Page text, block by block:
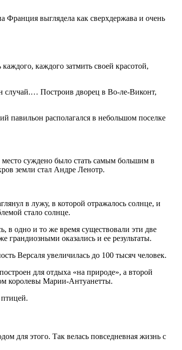
Франция выглядела как сверхдержава и очень
каждого затмить своей красотой,
случай.… Построив дворец в Во-ле-Виконт,
павильон располагался в небольшом поселке
суждено было стать самым большим в
земли стал Андре Ленотр.
в лужу, в которой отражалось солнце, и
стало солнце.
в одно и то же время существовали эти две
оказались и ее результаты.
Версаля увеличилась до 100 тысяч человек.
для отдыха «на природе», а второй
королевы Марии-Антуанетты.
для этого. Так велась повседневная жизнь с